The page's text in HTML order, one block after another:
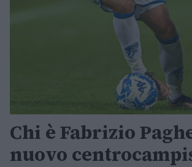
Chi è Fabrizio
nuovo